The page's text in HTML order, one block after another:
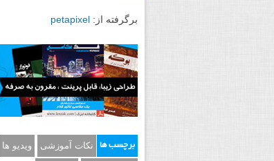
برگرفته از: petapixel
برچسب ها نکات آموزشی ویدیو ها